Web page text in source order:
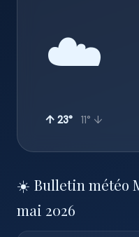
☁️
↑ 23° 11° ↓
☀️ Bulletin météo
mai 2026